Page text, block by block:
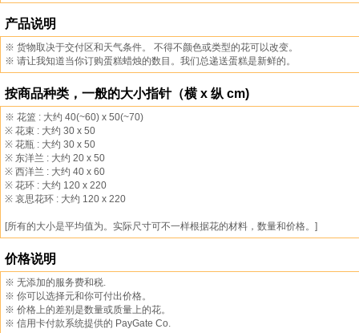
产品说明
※ 货物取决于交付区和天气条件。 不得不颜色或类型的花可以改变。
※ 请让我知道当你订购蛋糕蜡烛的数目。我们总递送蛋糕是新鲜的。
按商品种类，一般的大小指针（横 x 纵 cm)
※ 花篮 : 大约 40(~60) x 50(~70)
※ 花束 : 大约 30 x 50
※ 花瓶 : 大约 30 x 50
※ 东洋兰 : 大约 20 x 50
※ 西洋兰 : 大约 40 x 60
※ 花环 : 大约 120 x 220
※ 哀思花环 : 大约 120 x 220
[所有的大小是平均值为。实际尺寸可不一样根据花的材料，数量和价格。]
价格说明
※ 无添加的服务费和税.
※ 你可以选择元和你可付出价格。
※ 价格上的差别是数量或质量上的花。
※ 信用卡付款系统提供的 PayGate Co.